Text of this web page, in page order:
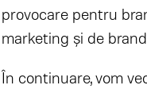
provocare pentru
marketing şi de
În continuare, vom